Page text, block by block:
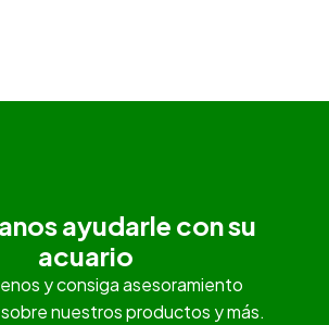
ayudarle con su
acuario
y consiga asesoramiento
nuestros productos y más.